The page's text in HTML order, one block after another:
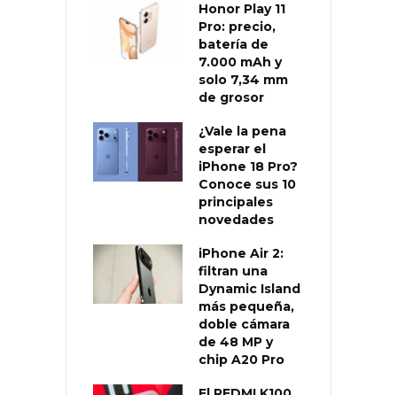
Honor Play 11
Pro: precio,
batería de
7.000 mAh y
solo 7,34 mm
de grosor
¿Vale la pena
esperar el
iPhone 18 Pro?
Conoce sus 10
principales
novedades
iPhone Air 2:
filtran una
Dynamic Island
más pequeña,
doble cámara
de 48 MP y
chip A20 Pro